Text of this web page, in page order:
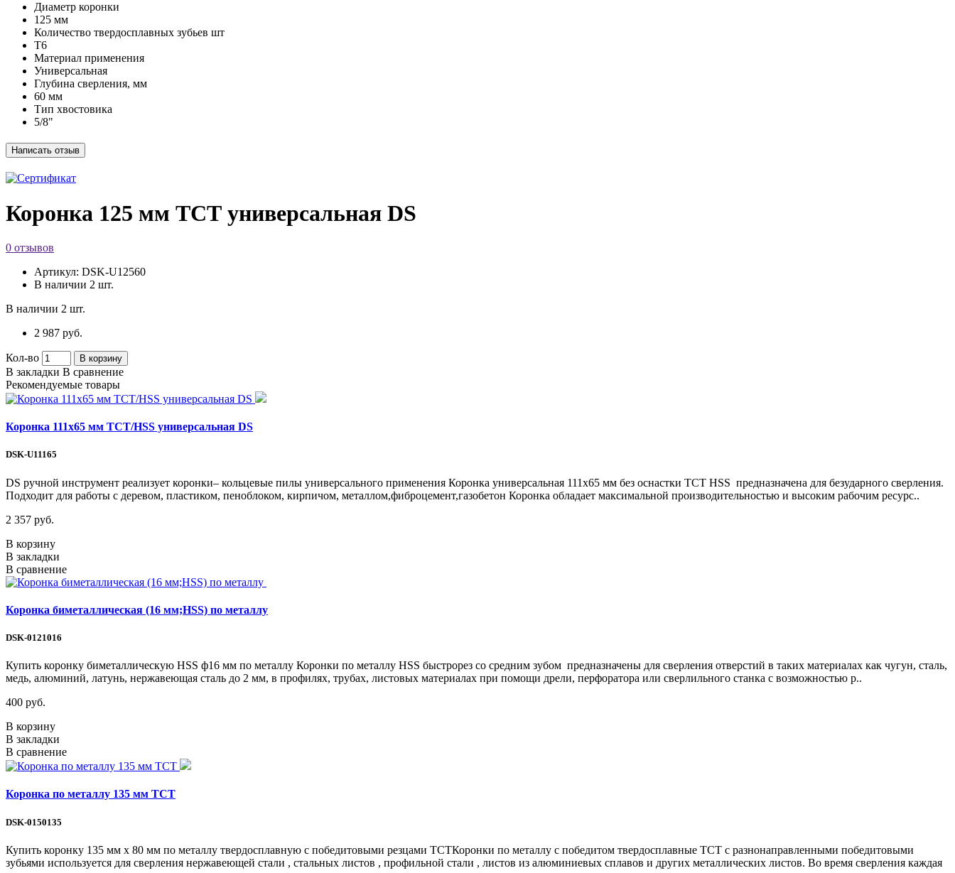
Диаметр коронки
125 мм
Количество твердосплавных зубьев шт
Т6
Материал применения
Универсальная
Глубина сверления, мм
60 мм
Тип хвостовика
5/8"
Коронка 125 мм ТСТ универсальная DS
0 отзывов
Артикул: DSK-U12560
В наличии 2 шт.
В наличии 2 шт.
2 987 руб.
Кол-во В корзину
В закладки В сравнение
Рекомендуемые товары
Коронка 111х65 мм ТСТ/HSS универсальная DS
DSK-U11165
DS ручной инструмент реализует коронки– кольцевые пилы универсального применения Коронка универсальная 111х65 мм без оснастки ТСТ HSS предназначена для безударного сверления.
Подходит для работы с деревом, пластиком, пеноблоком, кирпичом, металлом,фиброцемент,газобетон Коронка обладает максимальной производительностью и высоким рабочим ресурс..
2 357 руб.
В корзину
В закладки
В сравнение
Коронка биметаллическая (16 мм;HSS) по металлу
DSK-0121016
Купить коронку биметаллическую HSS ф16 мм по металлу Коронки по металлу HSS быстрорез со средним зубом предназначены для сверления отверстий в таких материалах как чугун, сталь,
медь, алюминий, латунь, нержавеющая сталь до 2 мм, в профилях, трубах, листовых материалах при помощи дрели, перфоратора или сверлильного станка с возможностью р..
400 руб.
В корзину
В закладки
В сравнение
Коронка по металлу 135 мм ТСТ
DSK-0150135
Купить коронку 135 мм х 80 мм по металлу твердосплавную с победитовыми резцами ТСТКоронки по металлу с победитом твердосплавные ТСТ с разнонаправленными победитовыми
зубьями используется для сверления нержавеющей стали , стальных листов , профильной стали , листов из алюминиевых сплавов и других металлических листов. Во время сверления каждая